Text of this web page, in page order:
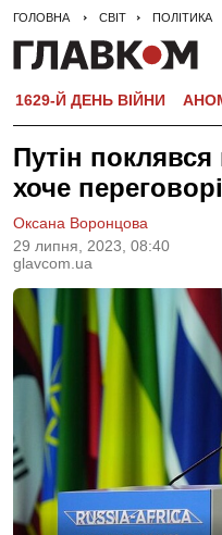
ГОЛОВНА СВІТ ПОЛІТИКА
1629-Й ДЕНЬ ВІЙНИ
Путін
хоче
29 липня, 2023, 08:40
glavcom.ua
Оксана Воронцова